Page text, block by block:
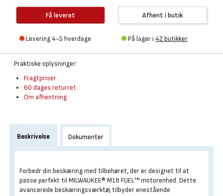
Få leveret
Levering 4-5 hverdage
Afhent i butik
På lager i 42 butikker
Praktiske oplysninger:
Fragtpriser
60 dages returret
Om afhentning
Beskrivelse Dokumenter
Forbedr din beskæring med tilbehøret, der er designet til at
passe perfekt til MILWAUKEE® M18 FUEL™ motorenhed. Dette
avancerede beskæringsværktøj tilbyder enestående